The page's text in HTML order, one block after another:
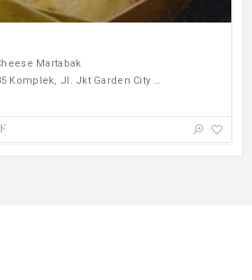
Martabak
Cakung Tim., Kec. Cakung, Kota Jakarta Timur, Daerah Khusus Ibukota Jakarta 13910 インドネシア